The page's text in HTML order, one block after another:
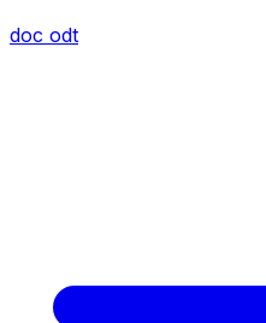
doc odt